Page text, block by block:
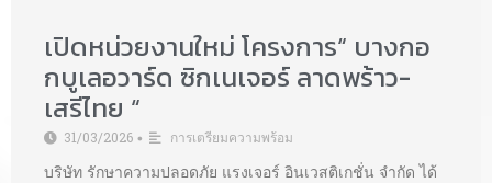
เปิดหน่วยงานใหม่ โครงการ“ บางกอ
กบูเลอวาร์ด ซิกเนเจอร์ ลาดพร้าว-
เสรีไทย “
31/03/2026 • การเตรียมความพร้อม
บริษัท รักษาความปลอดภัย แรงเจอร์ อินเวสติเกชั่น จำกัด ได้